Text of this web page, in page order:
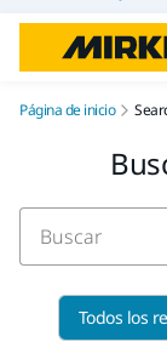
Página de inicio
Todos los